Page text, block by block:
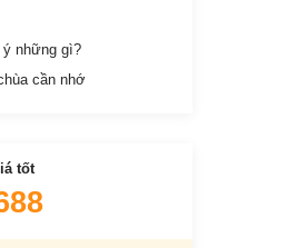
những gì?
cần nhớ
tốt